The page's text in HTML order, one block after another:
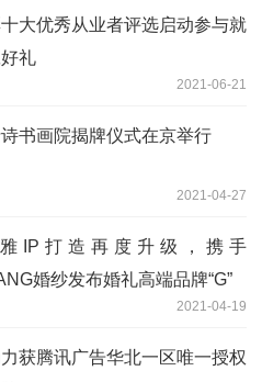
大优秀从业者评选启动参与就
礼
2021-06-21
书画院揭牌仪式在京举行
2021-04-27
IP打造再度升级，携手
婚纱发布婚礼高端品牌“G”
2021-04-19
获腾讯广告华北一区唯一授权